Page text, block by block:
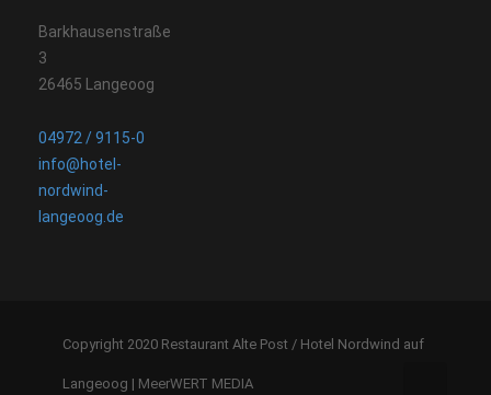
Barkhausenstraße
3
26465 Langeoog
04972 / 9115-0
info@hotel-
nordwind-
langeoog.de
Copyright 2020 Restaurant Alte Post / Hotel Nordwind auf
Langeoog | MeerWERT MEDIA